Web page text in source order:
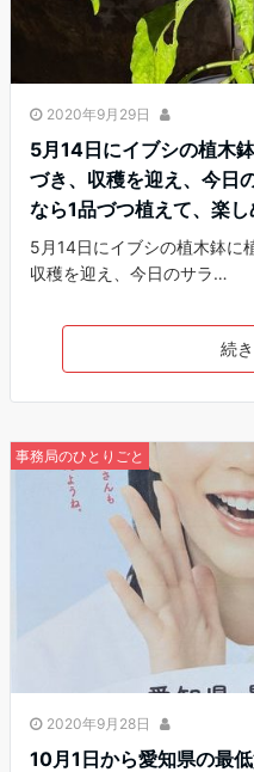
2020年9月29日
5月14日にイブシの植木
づき、収穫を迎え、今日
なら1品づつ植えて、楽
5月14日にイブシの植木鉢に
収穫を迎え、今日のサラ…
続
事務局のひとりごと
2020年9月28日
10月1日から愛知県の最